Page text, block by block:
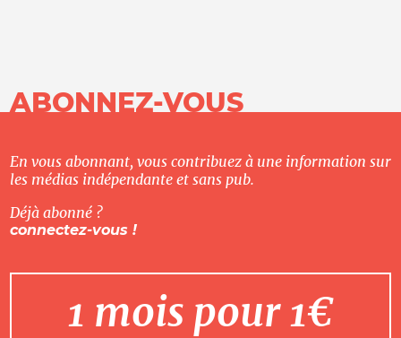
ABONNEZ-VOUS
En vous abonnant, vous contribuez à une information sur
les médias indépendante et sans pub.
Déjà abonné ?
connectez-vous !
1 mois pour 1€